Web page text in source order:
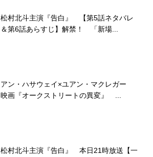
松村北斗主演『告白』 【第5話ネタバレ
＆第6話あらすじ】解禁！ 「新場...
アン・ハサウェイ×ユアン・マクレガー
映画『オークストリートの異変』 ...
松村北斗主演『告白』 本日21時放送【一